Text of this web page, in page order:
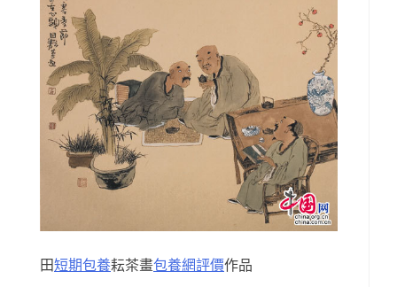
田短期包養耘茶畫包養網評價作品